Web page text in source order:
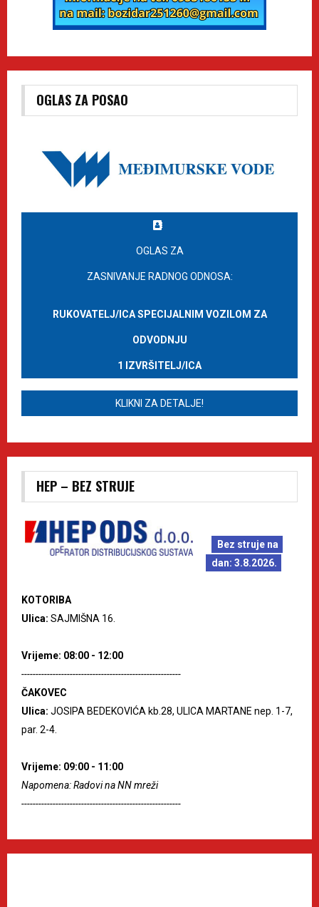
OGLAS ZA POSAO
OGLAS ZA
ZASNIVANJE RADNOG ODNOSA:
RUKOVATELJ/ICA SPECIJALNIM VOZILOM ZA
ODVODNJU
1 IZVRŠITELJ/ICA
KLIKNI ZA DETALJE!
HEP – BEZ STRUJE
Bez struje na
dan: 3.8.2026.
KOTORIBA
Ulica: SAJMIŠNA 16.
Vrijeme: 08:00 - 12:00
--------------------------------------------------------
ČAKOVEC
Ulica: JOSIPA BEDEKOVIĆA kb.28, ULICA MARTANE nep. 1-7,
par. 2-4.
Vrijeme: 09:00 - 11:00
Napomena: Radovi na NN mreži
--------------------------------------------------------